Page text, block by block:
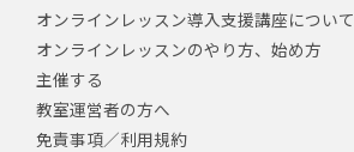
オンラインレッスン導入支援講座について
オンラインレッスンのやり方、始め方
主催する
教室運営者の方へ
免責事項／利用規約